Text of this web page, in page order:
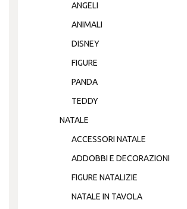
ANGELI
ANIMALI
DISNEY
FIGURE
PANDA
TEDDY
NATALE
ACCESSORI NATALE
ADDOBBI E DECORAZIONI
FIGURE NATALIZIE
NATALE IN TAVOLA